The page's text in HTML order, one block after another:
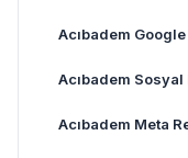
Acıbadem
Acıbadem
Acıbadem Meta